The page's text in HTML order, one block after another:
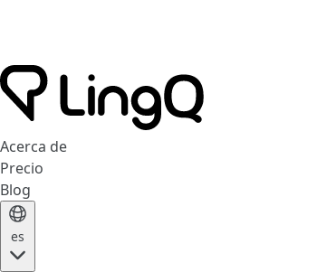
Acerca de
Precio
Blog
es